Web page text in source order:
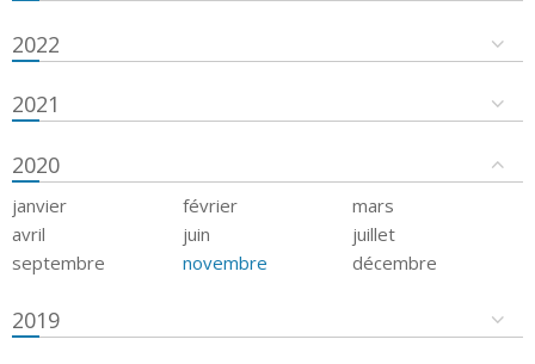
2022
2021
2020
janvier février
mars
avril
juin
juillet
septembre
novembre décembre
2019